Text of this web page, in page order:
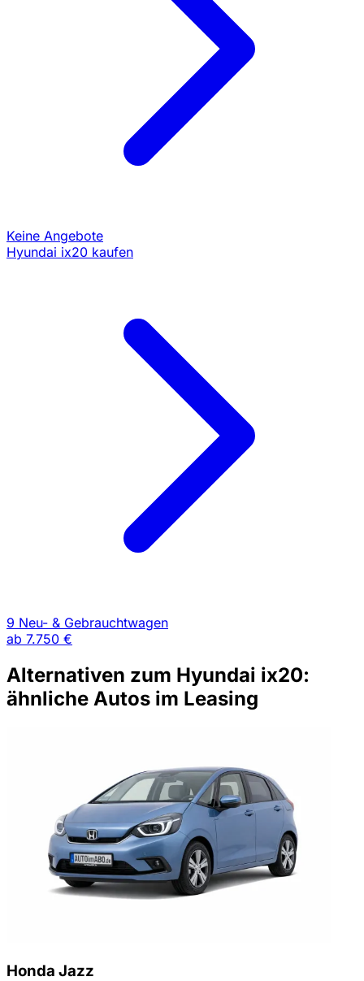
Keine Angebote
Hyundai ix20 kaufen
9 Neu- & Gebrauchtwagen
ab 7.750 €
Alternativen zum Hyundai ix20:
ähnliche Autos im Leasing
Honda Jazz